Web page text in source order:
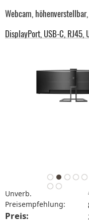
Webcam,
DisplayPort, USB-C, RJ45,
Unverb.
Preisempfehlung:
Preis: